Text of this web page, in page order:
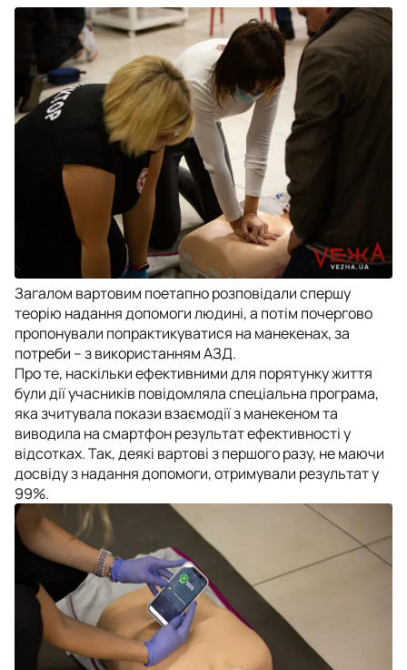
Загалом вартовим поетапно розповідали спершу
теорію надання допомоги людині, а потім почергово
пропонували попрактикуватися на манекенах, за
потреби – з використанням АЗД.
Про те, наскільки ефективними для порятунку життя
були дії учасників повідомляла спеціальна програма,
яка зчитувала покази взаємодії з манекеном та
виводила на смартфон результат ефективності у
відсотках. Так, деякі вартові з першого разу, не маючи
досвіду з надання допомоги, отримували результат у
99%.